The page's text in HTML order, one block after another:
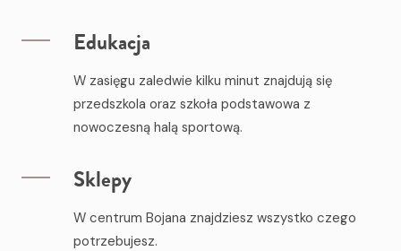
Edukacja
W zasięgu zaledwie kilku minut znajdują się
przedszkola oraz szkoła podstawowa z
nowoczesną halą sportową.
Sklepy
W centrum Bojana znajdziesz wszystko czego
potrzebujesz.